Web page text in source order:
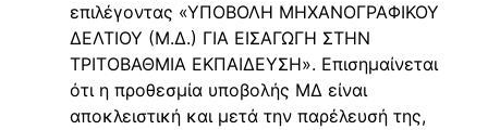
επιλέγοντας «ΥΠΟΒΟΛΗ ΜΗΧΑΝΟΓΡΑΦΙΚΟΥ
ΔΕΛΤΙΟΥ (Μ.Δ.) ΓΙΑ ΕΙΣΑΓΩΓΗ ΣΤΗΝ
ΤΡΙΤΟΒΑΘΜΙΑ ΕΚΠΑΙΔΕΥΣΗ». Επισημαίνεται
ότι η προθεσμία υποβολής ΜΔ είναι
αποκλειστική και μετά την παρέλευσή της,